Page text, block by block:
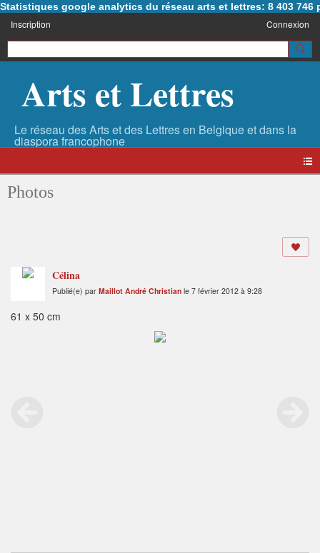
Statistiques google analytics du réseau arts et lettres: 8 403 746
Inscription Connexion
Arts et Lettres
Photos
Célina
Publié(e) par Maillot André Christian le 7 février 2012 à 9:28
61 x 50 cm